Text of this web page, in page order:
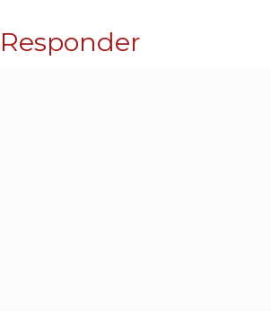
Responder